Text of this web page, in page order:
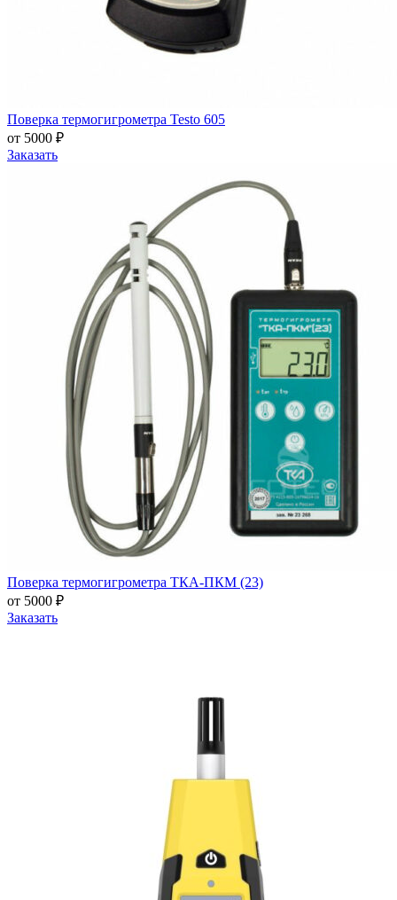
Поверка термогигрометра Testo 605
от 5000 ₽
Заказать
Поверка термогигрометра ТКА-ПКМ (23)
от 5000 ₽
Заказать